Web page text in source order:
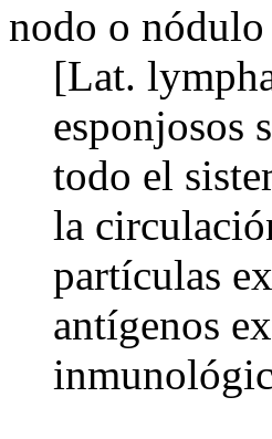
nodo o
[Lat.
esponjosos
todo el
la
partículas
antígenos